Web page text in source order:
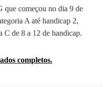
que começou no dia 9 de
A até handicap 2,
C de 8 a 12 de handicap.
completos.